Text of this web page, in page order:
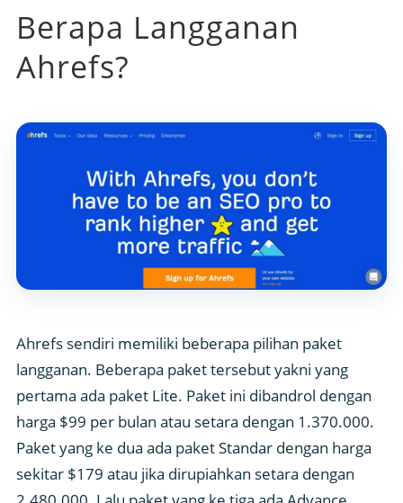
Berapa Langganan
Ahrefs?
Ahrefs sendiri memiliki beberapa pilihan paket
langganan. Beberapa paket tersebut yakni yang
pertama ada paket Lite. Paket ini dibandrol dengan
harga $99 per bulan atau setara dengan 1.370.000.
Paket yang ke dua ada paket Standar dengan harga
sekitar $179 atau jika dirupiahkan setara dengan